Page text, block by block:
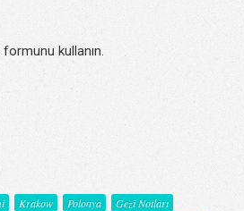
kullanın.
Krakow Polonya
Gezi Notları